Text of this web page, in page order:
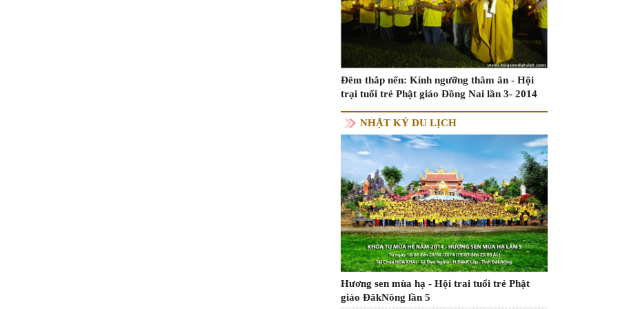
Đêm thắp nến: Kính ngưỡng thâm ân - Hội
trại tuổi trẻ Phật giáo Đồng Nai lần 3- 2014
NHẬT KÝ DU LỊCH
Hương sen mùa hạ - Hội trai tuổi trẻ Phật
giáo ĐăkNông lần 5